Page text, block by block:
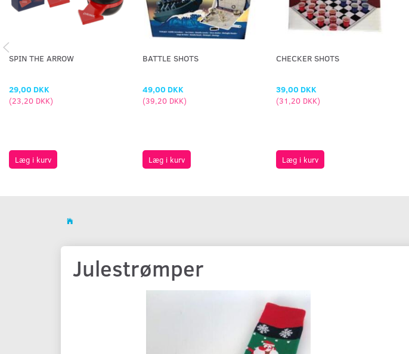
SPIN THE ARROW
29,00 DKK
(23,20 DKK)
Læg i kurv
BATTLE SHOTS
49,00 DKK
(39,20 DKK)
Læg i kurv
CHECKER SHOTS
39,00 DKK
(31,20 DKK)
Læg i kurv
Julestrømper